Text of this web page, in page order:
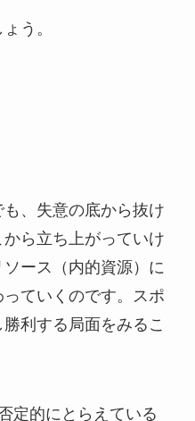
う。
、失意の底から抜け
ら立ち上がっていけ
ース（内的資源）に
ていくのです。スポ
利する局面をみるこ
定的にとらえている